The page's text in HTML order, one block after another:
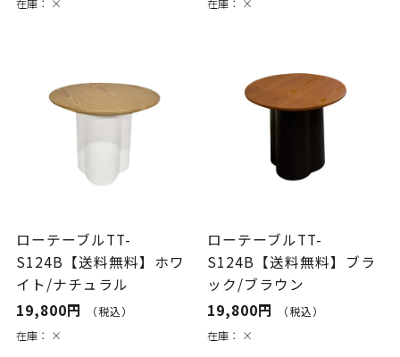
在庫： × 在庫： ×
ローテーブルTT-
S124B【送料無料】ホワ
イト/ナチュラル
19,800円
（税込）
在庫： ×
ローテーブルTT-
S124B【送料無料】ブラ
ック/ブラウン
19,800円
（税込）
在庫： ×